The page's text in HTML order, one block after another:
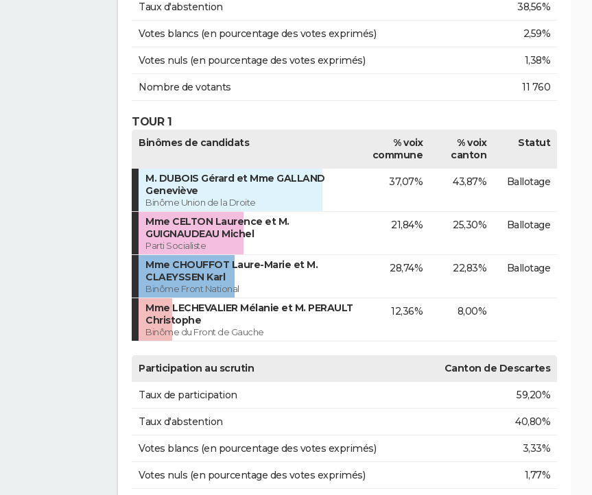
Taux d'abstention 38,56%
Votes blancs (en pourcentage des votes exprimés) 2,59%
Votes nuls (en pourcentage des votes exprimés) 1,38%
Nombre de votants 11 760
TOUR 1
Binômes de candidats
% voix
commune
% voix
canton
Statut
M. DUBOIS Gérard et Mme GALLAND
Geneviève
Binôme Union de la Droite
37,07% 43,87% Ballotage
Mme CELTON Laurence et M.
GUIGNAUDEAU Michel
Parti Socialiste
21,84% 25,30% Ballotage
Mme CHOUFFOT Laure-Marie et M.
CLAEYSSEN Karl
Binôme Front National
28,74% 22,83% Ballotage
Mme LECHEVALIER Mélanie et M. PERAULT
Christophe
Binôme du Front de Gauche
12,36% 8,00%
Participation au scrutin Canton de Descartes
Taux de participation 59,20%
Taux d'abstention 40,80%
Votes blancs (en pourcentage des votes exprimés) 3,33%
Votes nuls (en pourcentage des votes exprimés) 1,77%